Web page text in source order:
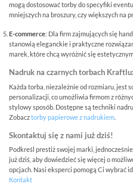
mogą dostosować torby do specyfiki
mniejszych na broszury, czy większych na
E-commerce: Dla firm zajmujących się
stanowią eleganckie i praktyczne
marek, które chcą wyróżnić się
Nadruk na czarnych torbach
Każda torba, niezależnie od rozmiaru, jest
personalizacji, co umożliwia firmom z
stylowy sposób. Dostępne są techniki
Zobacztorby papierowe z nadrukiem
Skontaktuj się z nami już dziś!
Podkreśl prestiż swojej marki,
już dziś, aby dowiedzieć się więcej o
opcjach. Nasi eksperci pomogą Ci wybrać
Kontakt